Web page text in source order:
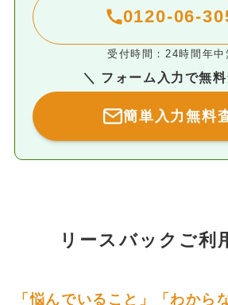
0120-06-
受付時間：24時間年中
＼ フォーム入力で無
簡単入力無料
リースバックご利
「悩んでいること」「わから